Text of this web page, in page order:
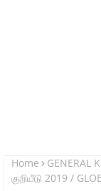
Home GENERAL
குறியீடு 2019 /